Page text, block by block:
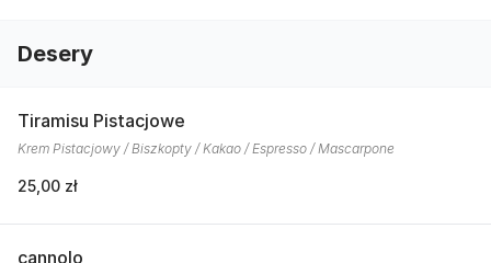
Desery
Tiramisu Pistacjowe
Krem Pistacjowy / Biszkopty / Kakao / Espresso / Mascarpone
25,00 zł
cannolo